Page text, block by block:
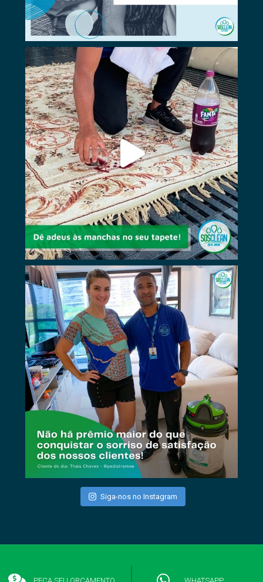
PEÇA SEU ORÇAMENTO WHATSAPP
Siga-nos no Instagram